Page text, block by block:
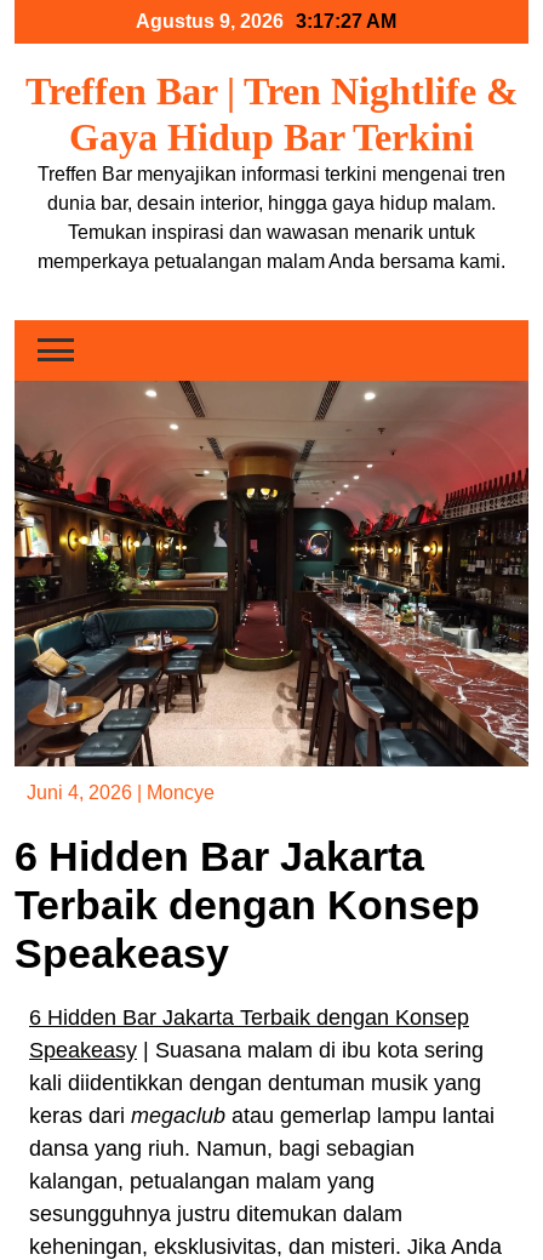
Agustus 9, 2026 3:17:28 AM
Treffen Bar | Tren Nightlife &
Gaya Hidup Bar Terkini
Treffen Bar menyajikan informasi terkini mengenai tren
dunia bar, desain interior, hingga gaya hidup malam.
Temukan inspirasi dan wawasan menarik untuk
memperkaya petualangan malam Anda bersama kami.
Juni 4, 2026 Moncye
6 Hidden Bar Jakarta
Terbaik dengan Konsep
Speakeasy
6 Hidden Bar Jakarta Terbaik dengan Konsep
Speakeasy | Suasana malam di ibu kota sering
kali diidentikkan dengan dentuman musik yang
keras dari megaclub atau gemerlap lampu lantai
dansa yang riuh. Namun, bagi sebagian
kalangan, petualangan malam yang
sesungguhnya justru ditemukan dalam
keheningan, eksklusivitas, dan misteri. Jika Anda